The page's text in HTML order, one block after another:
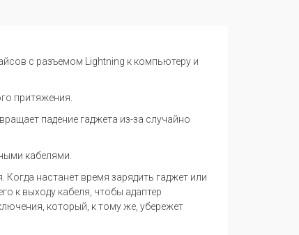
с разъемом Lightning к компьютеру и
притяжения.
падение гаджета из-за случайно
кабелями.
настанет время зарядить гаджет или
к выходу кабеля, чтобы адаптер
который, к тому же, убережет